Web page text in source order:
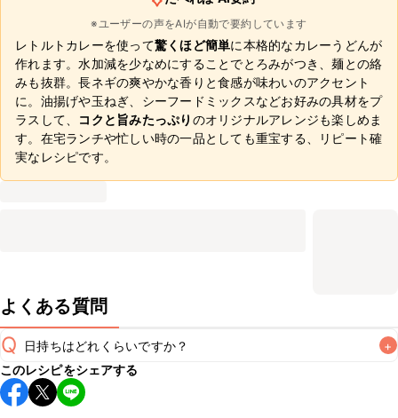
※ユーザーの声をAIが自動で要約しています
レトルトカレーを使って驚くほど簡単に本格的なカレーうどんが
作れます。水加減を少なめにすることでとろみがつき、麺との絡
みも抜群。長ネギの爽やかな香りと食感が味わいのアクセント
に。油揚げや玉ねぎ、シーフードミックスなどお好みの具材をプ
ラスして、
コクと旨みたっぷり のオリジナルアレンジも楽しめま
す。在宅ランチや忙しい時の一品としても重宝する、リピート確
実なレシピです。
よくある質問
Q 日持ちはどれくらいですか？ +
こちらのレシピは出来たてをお召し上がりいただくことをお
すすめします。
このレシピをシェアする